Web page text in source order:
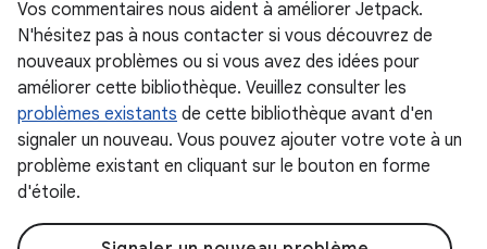
Vos commentaires nous aident à améliorer Jetpack.
N'hésitez pas à nous contacter si vous découvrez de
nouveaux problèmes ou si vous avez des idées pour
améliorer cette bibliothèque. Veuillez consulter les
problèmes existants de cette bibliothèque avant d'en
signaler un nouveau. Vous pouvez ajouter votre vote à un
problème existant en cliquant sur le bouton en forme
d'étoile.